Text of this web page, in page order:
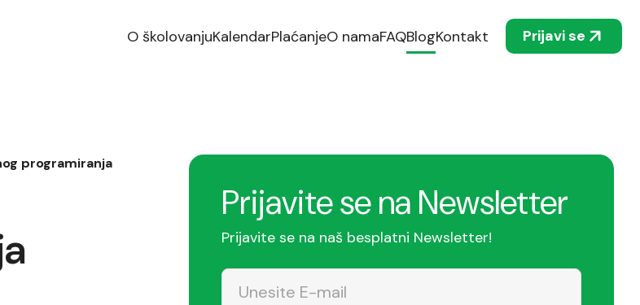
O školovanjuKalendarPlaćanjeO namaFAQBlogKontakt Prijavi se
programiranja
Prijavite se na Newsletter
Prijavite se na naš besplatni Newsletter!